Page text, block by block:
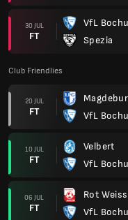
30 JUL
FT
VfL
Spezia
Club Friendlies
20 JUL
FT
VfL
10 JUL
FT
Velbert
VfL
06 JUL
FT
Rot
VfL